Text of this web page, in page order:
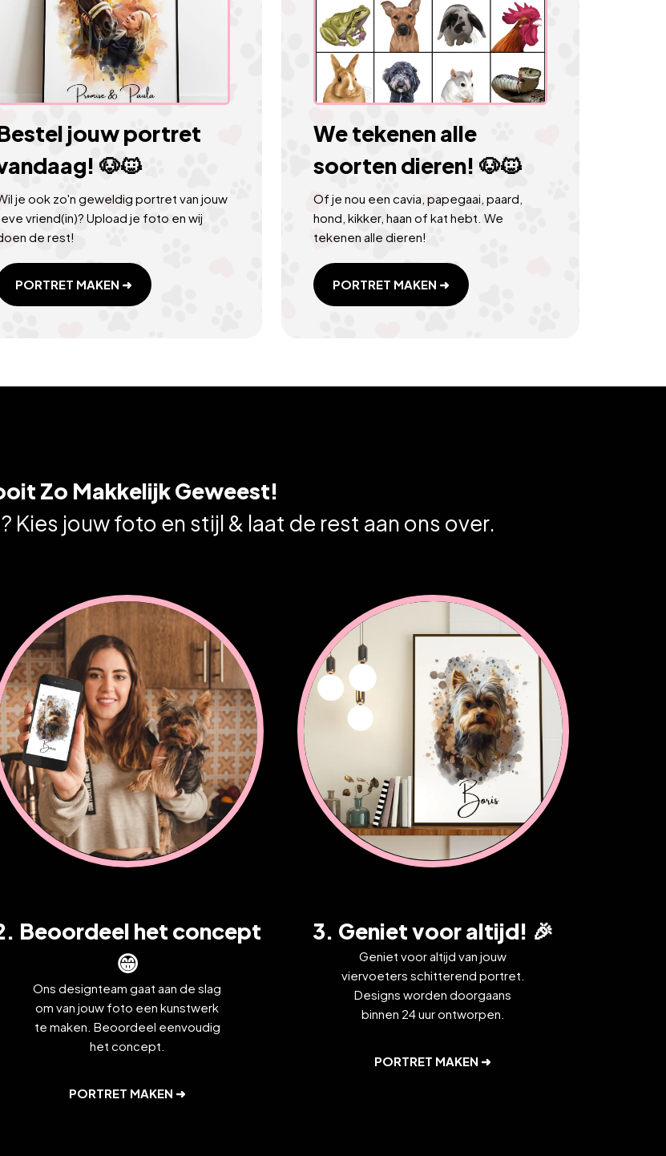
jouw portret
🐶🐱
je ook zo'n geweldig portret van jouw
vriend(in)? Upload je foto en wij
de rest!
PORTRET MAKEN ➜
We tekenen alle
soorten dieren! 🐶🐱
Of je nou een cavia, papegaai, paard,
hond, kikker, haan of kat hebt. We
tekenen alle dieren!
PORTRET MAKEN ➜
Zo Makkelijk Geweest!
Kies jouw foto en stijl & laat de rest aan ons over.
Beoordeel het concept
😁
Ons designteam gaat aan de slag
om van jouw foto een kunstwerk
te maken. Beoordeel eenvoudig
het concept.
PORTRET MAKEN ➜
3. Geniet voor altijd! 🎉
Geniet voor altijd van jouw
viervoeters schitterend portret.
Designs worden doorgaans
binnen 24 uur ontworpen.
PORTRET MAKEN ➜